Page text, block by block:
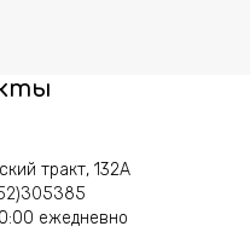
тракт, 132А
ежедневно